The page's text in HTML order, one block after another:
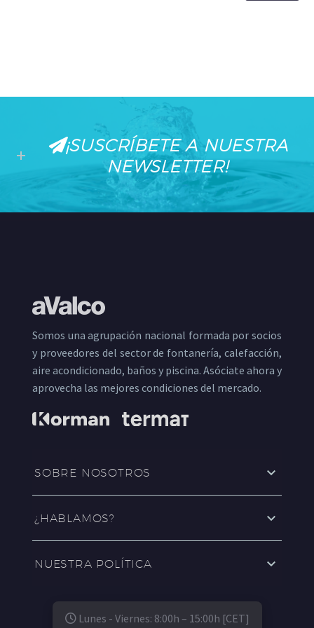
¡SUSCRÍBETE A NUESTRA
NEWSLETTER!
Somos una agrupación nacional formada por socios
y proveedores del sector de fontanería, calefacción,
aire acondicionado, baños y piscina. Asóciate ahora y
aprovecha las mejores condiciones del mercado.
SOBRE NOSOTROS
¿HABLAMOS?
NUESTRA POLÍTICA
Lunes - Viernes: 8:00h – 15:00h [CET]